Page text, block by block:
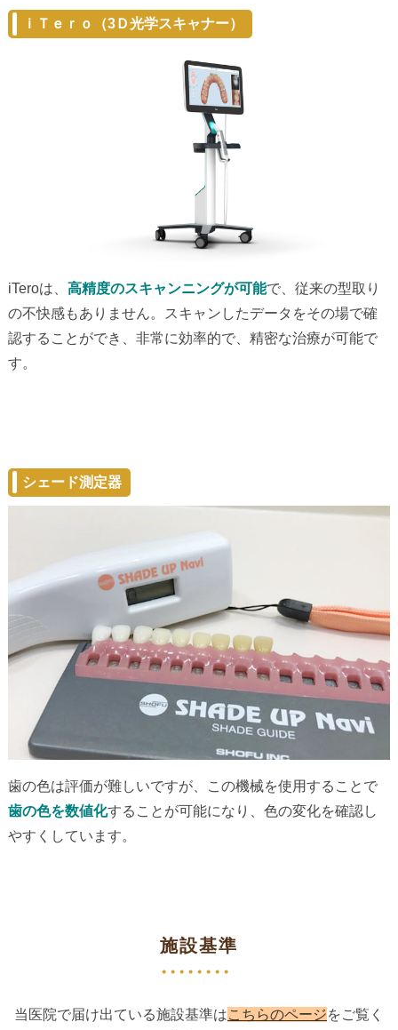
ｉＴｅｒｏ（3Ｄ光学スキャナー）
iTeroは、 高精度のスキャンニングが可能で、従来の型取り
の不快感もありません。スキャンしたデータをその場で確
認することができ、非常に効率的で、精密な治療が可能で
す。
シェード測定器
歯の色は評価が難しいですが、この機械を使用することで
歯の色を数値化することが可能になり、色の変化を確認し
やすくしています。
施設基準
当医院で届け出ている施設基準はこちらのページをご覧く